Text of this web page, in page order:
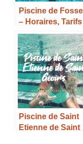
Piscine de
– Horaires,
Infos –
Piscine de Saint
Etienne de Saint